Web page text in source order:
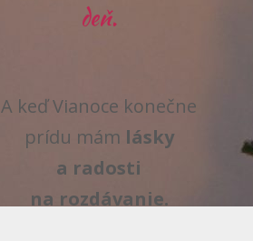
deň.
A keď Vianoce konečne
prídu mám lásky
a radosti
na rozdávanie.